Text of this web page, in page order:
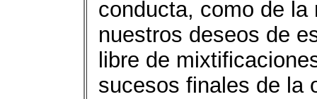
conducta, como de
nuestros deseos de
libre de
sucesos finales de la